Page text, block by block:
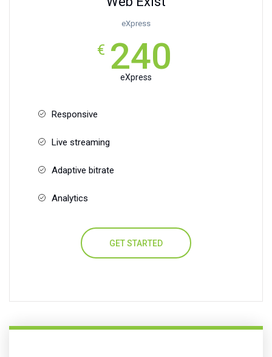
eXpress
€ 240
eXpress
Responsive
Live streaming
Adaptive bitrate
Analytics
GET STARTED